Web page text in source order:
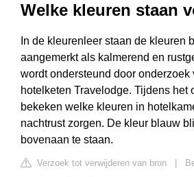
Welke kleuren staan
In de kleurenleer staan de kleuren
aangemerkt als kalmerend en
wordt ondersteund door onderzoek
hotelketen Travelodge. Tijdens het
bekeken welke kleuren in
nachtrust zorgen. De kleur blauw
bovenaan te staan.
Verzoek tot verwijderen van bron